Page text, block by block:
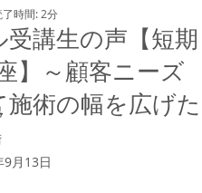
受講生の声【短期
】～顧客ニーズ
施術の幅を広げた
了時間: 2分
月13日